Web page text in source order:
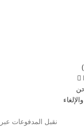
نقبل المدفوعات عبر